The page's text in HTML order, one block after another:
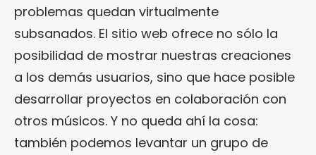
problemas quedan virtualmente
subsanados. El sitio web ofrece no sólo la
posibilidad de mostrar nuestras creaciones
a los demás usuarios, sino que hace posible
desarrollar proyectos en colaboración con
otros músicos. Y no queda ahí la cosa:
también podemos levantar un grupo de